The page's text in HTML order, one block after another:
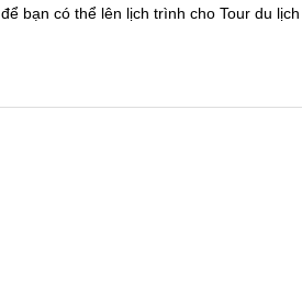
để bạn có thể lên lịch trình cho Tour du